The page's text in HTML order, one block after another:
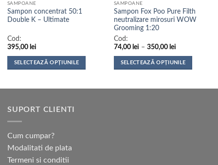
SAMPOANE
Sampon concentrat 50:1
Double K – Ultimate
Cod:
395,00 lei
SELECTEAZĂ OPȚIUNILE
Opțiunile
pot
fi
SAMPOANE
Sampon Fox Poo Pure Filth
neutralizare mirosuri WOW
Grooming 1:20
Cod:
74,00 lei – 350,00 leiInterval
prețuri:
74,00 lei
SELECTEAZĂ OPȚIUNILE
SUPORT CLIENTI
Cum cumpar?
Modalitati de plata
Termeni si conditii